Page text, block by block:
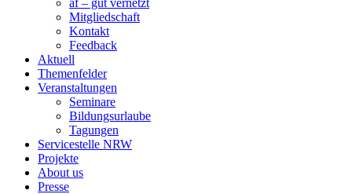
af – gut vernetzt
Mitgliedschaft
Kontakt
Feedback
Aktuell
Themenfelder
Veranstaltungen
Seminare
Bildungsurlaube
Tagungen
Servicestelle NRW
Projekte
About us
Presse